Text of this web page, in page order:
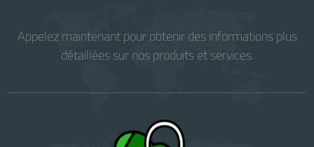
Appelez maintenant pour obtenir des informations plus
détaillées sur nos produits et services.